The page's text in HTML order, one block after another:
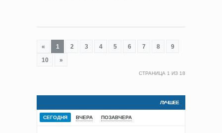
« 1 2 3 4 5 6 7 8
9
10
»
СТРАНИЦА 1 ИЗ 18
ЛУЧШЕЕ
СЕГОДНЯ ВЧЕРА ПОЗАВЧЕРА